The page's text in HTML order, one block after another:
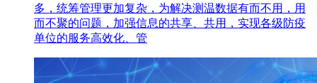
多，统筹管理更加复杂，为解决测温数据有而不用，用
而不聚的问题，加强信息的共享、共用，实现各级防疫
单位的服务高效化、管